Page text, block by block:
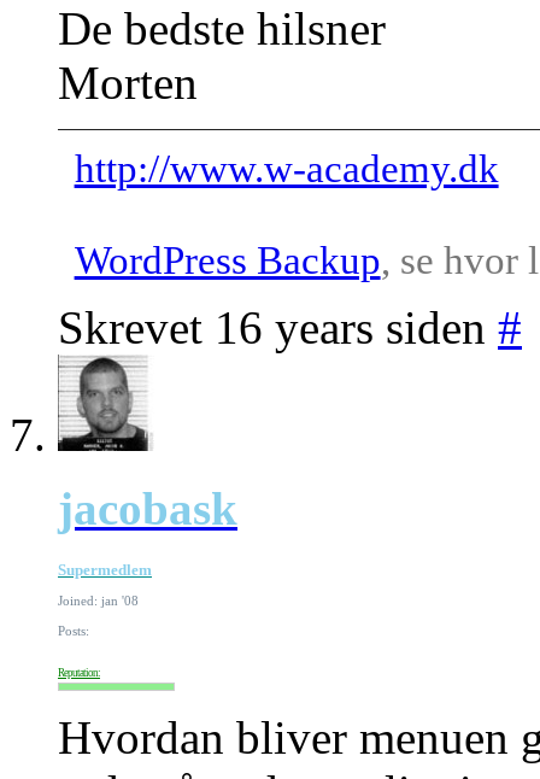
De bedste hilsner
Morten
http://www.w-academy.dk
WordPress Backup, se hvor
Skrevet 16 years siden #
jacobask
Supermedlem
Joined: jan '08
Posts:
Reputation:
Hvordan bliver menuen